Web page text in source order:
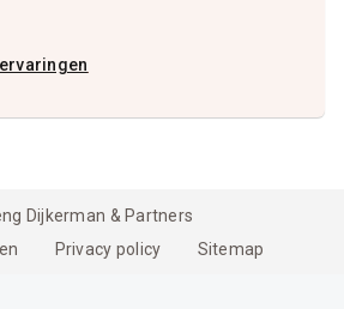
Dijkerman & Partners
Privacy policy Sitemap